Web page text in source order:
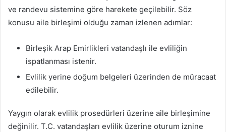
ve randevu sistemine göre harekete geçilebilir. Söz
konusu aile birleşimi olduğu zaman izlenen adımlar:
Birleşik Arap Emirlikleri vatandaşlı ile evliliğin
ispatlanması istenir.
Evlilik yerine doğum belgeleri üzerinden de müracaat
edilebilir.
Yaygın olarak evlilik prosedürleri üzerine aile birleşimine
değinilir. T.C. vatandaşları evlilik üzerine oturum iznine